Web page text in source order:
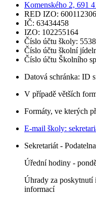
Komenského 2, 691
RED IZO: 600112306
IČ: 63434458
IZO: 102255164
Číslo účtu školy:
Číslo účtu školní
Číslo účtu Školního
Datová schránka: ID
V případě větších
Formáty, ve kterých
E-mail školy:
Sekretariát -
Úřední hodiny - p
Úhrady za poskytnutí
informací